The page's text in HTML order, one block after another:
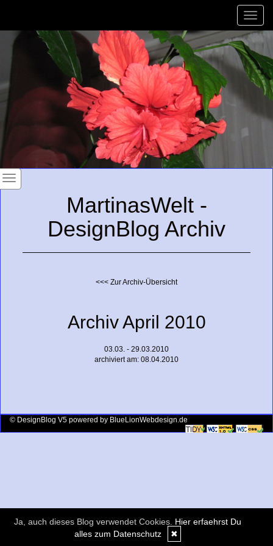
Toggle
MartinasWelt -
DesignBlog Archiv
<<< Zur Archiv-Übersicht
Archiv April 2010
03.03. - 29.03.2010
archiviert am: 08.04.2010
© DesignBlog V5 powered by BlueLionWebdesign.de
Ja, auch dieses Blog verwendet Cookies. Hier erfaehrst Du
alles zum Datenschutz
✖